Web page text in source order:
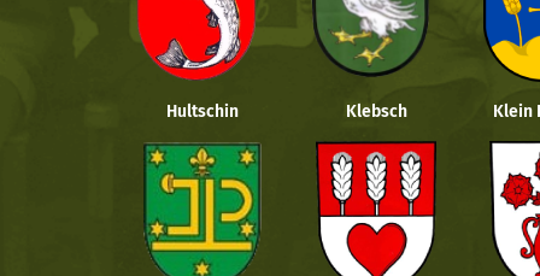
Hultschin Klebsch Klein